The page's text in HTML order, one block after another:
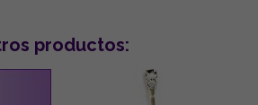
productos: